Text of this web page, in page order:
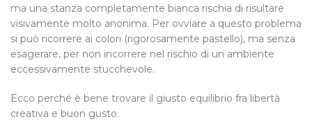
ma una stanza completamente bianca rischia di risultare
visivamente molto anonima. Per ovviare a questo problema
si può ricorrere ai colori (rigorosamente pastello), ma senza
esagerare, per non incorrere nel rischio di un ambiente
eccessivamente stucchevole.
Ecco perché è bene trovare il giusto equilibrio fra libertà
creativa e buon gusto.